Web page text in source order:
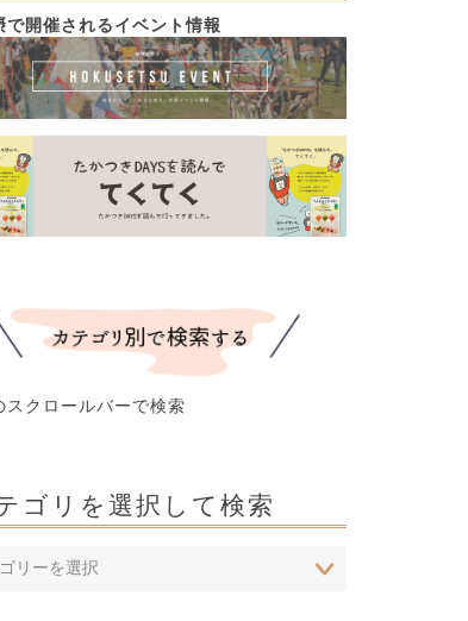
開催されるイベント情報
クロールバーで検索
ゴリを選択して検索